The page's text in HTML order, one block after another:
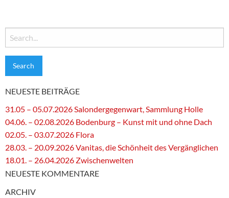
Search
for:
NEUESTE BEITRÄGE
31.05 – 05.07.2026 Salondergegenwart, Sammlung Holle
04.06. – 02.08.2026 Bodenburg – Kunst mit und ohne Dach
02.05. – 03.07.2026 Flora
28.03. – 20.09.2026 Vanitas, die Schönheit des Vergänglichen
18.01. – 26.04.2026 Zwischenwelten
NEUESTE KOMMENTARE
ARCHIV